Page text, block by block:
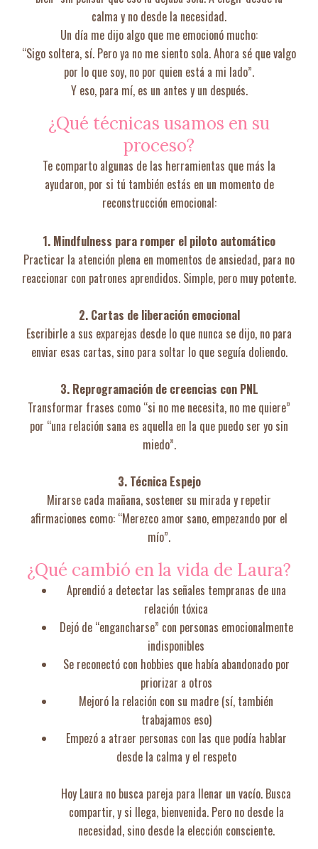
calma y no desde la necesidad.
Un día me dijo algo que me emocionó mucho:
“Sigo soltera, sí. Pero ya no me siento sola. Ahora sé que valgo
por lo que soy, no por quien está a mi lado”.
Y eso, para mí, es un antes y un después.
¿Qué técnicas usamos en su
proceso?
Te comparto algunas de las herramientas que más la
ayudaron, por si tú también estás en un momento de
reconstrucción emocional:
1. Mindfulness para romper el piloto automático
Practicar la atención plena en momentos de ansiedad, para no
reaccionar con patrones aprendidos. Simple, pero muy potente.
2. Cartas de liberación emocional
Escribirle a sus exparejas desde lo que nunca se dijo, no para
enviar esas cartas, sino para soltar lo que seguía doliendo.
3. Reprogramación de creencias con PNL
Transformar frases como “si no me necesita, no me quiere”
por “una relación sana es aquella en la que puedo ser yo sin
miedo”.
3. Técnica Espejo
Mirarse cada mañana, sostener su mirada y repetir
afirmaciones como: “Merezco amor sano, empezando por el
mío”.
¿Qué cambió en la vida de Laura?
Aprendió a detectar las señales tempranas de una
relación tóxica
Dejó de “engancharse” con personas emocionalmente
indisponibles
Se reconectó con hobbies que había abandonado por
priorizar a otros
Mejoró la relación con su madre (sí, también
trabajamos eso)
Empezó a atraer personas con las que podía hablar
desde la calma y el respeto
Hoy Laura no busca pareja para llenar un vacío. Busca
compartir, y si llega, bienvenida. Pero no desde la
necesidad, sino desde la elección consciente.